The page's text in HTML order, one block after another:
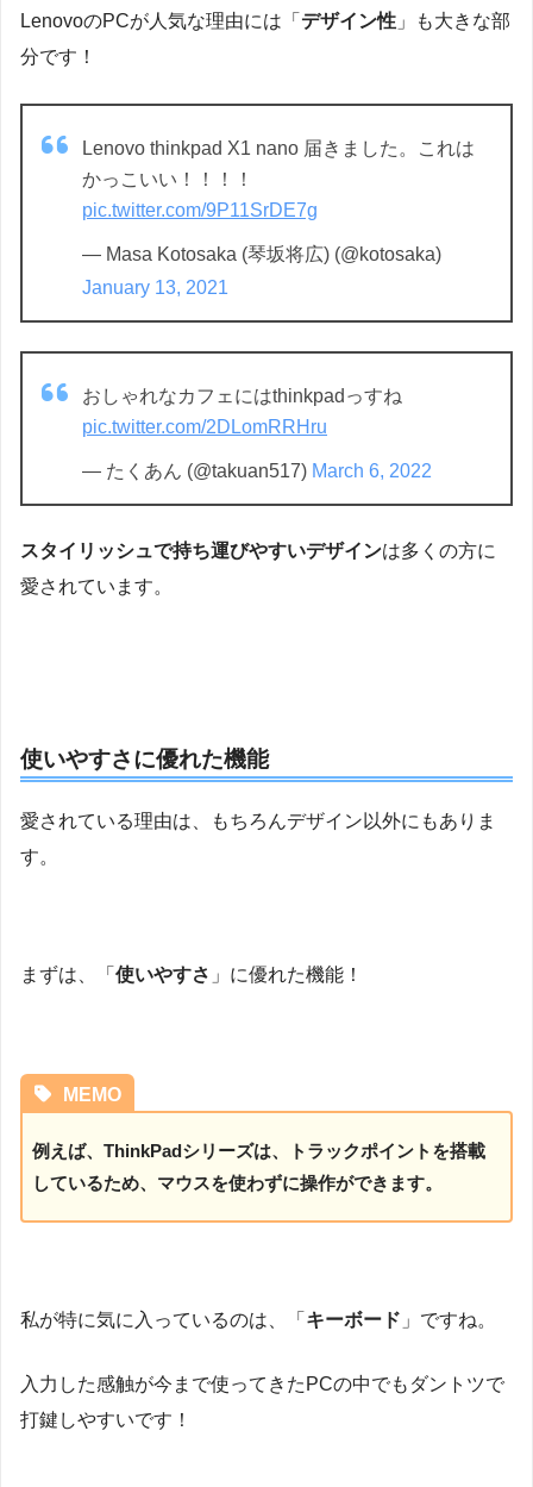
LenovoのPCが人気な理由には「 デザイン性 」も大きな部
分です！
Lenovo thinkpad X1 nano 届きました。これは
かっこいい！！！！
pic.twitter.com/9P11SrDE7g
— Masa Kotosaka (琴坂将広) (@kotosaka)
January 13, 2021
おしゃれなカフェにはthinkpadっすね
pic.twitter.com/2DLomRRHru
— たくあん (@takuan517) March 6, 2022
スタイリッシュで持ち運びやすいデザインは多くの方に
愛されています。
使いやすさに優れた機能
愛されている理由は、もちろんデザイン以外にもありま
す。
まずは、「 使いやすさ 」に優れた機能！
MEMO
例えば、ThinkPadシリーズは、トラックポイントを搭載
しているため、マウスを使わずに操作ができます。
私が特に気に入っているのは、「 キーボード 」ですね。
入力した感触が今まで使ってきたPCの中でもダントツで
打鍵しやすいです！